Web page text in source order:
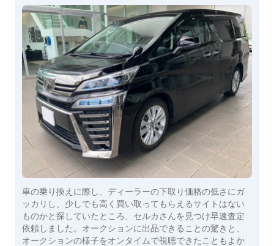
車の乗り換えに際し、ディーラーの下取り価格の低さにガ
ッカリし、少しでも高く買い取ってもらえるサイトはない
ものかと探していたところ、セルカさんを見つけ早速査定
依頼しました。オークションに出品できることの驚きと、
オークションの様子をオンタイムで視聴できたこともよか